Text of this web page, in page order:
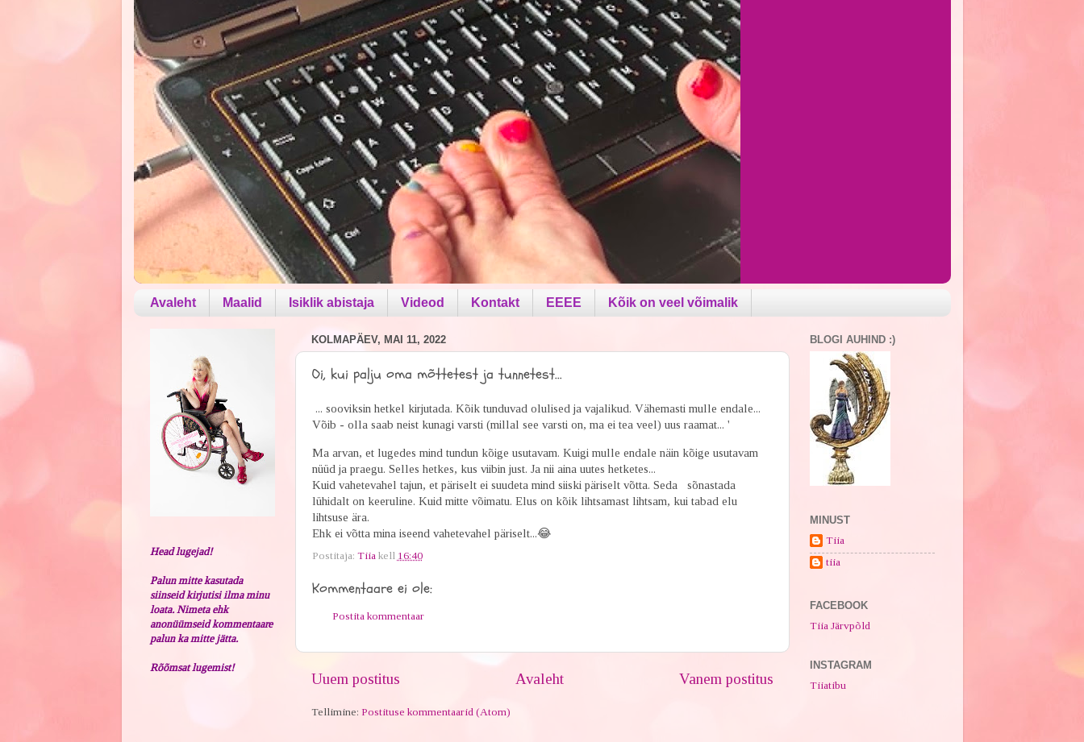
Avaleht Maalid Isiklik abistaja Videod Kontakt EEEE Kõik on veel võimalik
KOLMAPÄEV, MAI 11, 2022
Oi, kui palju oma mõttetest ja tunnetest...
... sooviksin hetkel kirjutada. Kõik tunduvad olulised ja vajalikud. Vähemasti mulle endale...
Võib - olla saab neist kunagi varsti (millal see varsti on, ma ei tea veel) uus raamat... '
Ma arvan, et lugedes mind tundun kõige usutavam. Kuigi mulle endale näin kõige usutavam
nüüd ja praegu. Selles hetkes, kus viibin just. Ja nii aina uutes hetketes...
Kuid vahetevahel tajun, et päriselt ei suudeta mind siiski päriselt võtta. Seda sõnastada
lühidalt on keeruline. Kuid mitte võimatu. Elus on kõik lihtsamast lihtsam, kui tabad elu
lihtsuse ära.
Ehk ei võtta mina iseend vahetevahel päriselt...😂
Postitaja: Tiia kell 16:40
Kommentaare ei ole:
Postita kommentaar
Uuem postitus Vanem postitus
Avaleht
Tellimine: Postituse kommentaarid (Atom)
Head lugejad!
Palun mitte kasutada
siinseid kirjutisi ilma minu
loata. Nimeta ehk
anonüümseid kommentaare
palun ka mitte jätta.
Rõõmsat lugemist!
BLOGI AUHIND :)
MINUST
Tiia
tiia
FACEBOOK
Tiia Järvpõld
INSTAGRAM
Tiiatibu